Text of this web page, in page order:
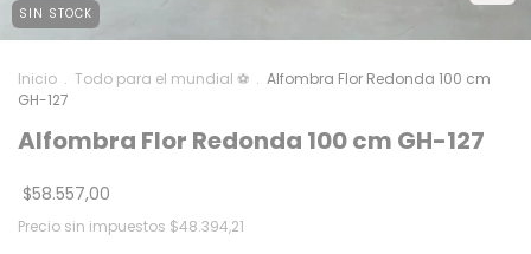
SIN STOCK
Inicio . Todo para el mundial ⚽ . Alfombra Flor Redonda 100 cm
GH-127
Alfombra Flor Redonda 100 cm GH-127
$58.557,00
Precio sin impuestos $48.394,21